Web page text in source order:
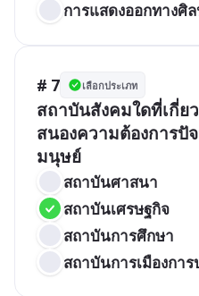
การแสดงออกทางศิ
# 7 เลือกประเภท
สถาบันสังคมใดที่เกี่ย
สนองความต้องการปั
มนุษย์
สถาบันศาสนา
สถาบันเศรษฐกิจ
สถาบันการศึกษา
สถาบันการเมืองการ